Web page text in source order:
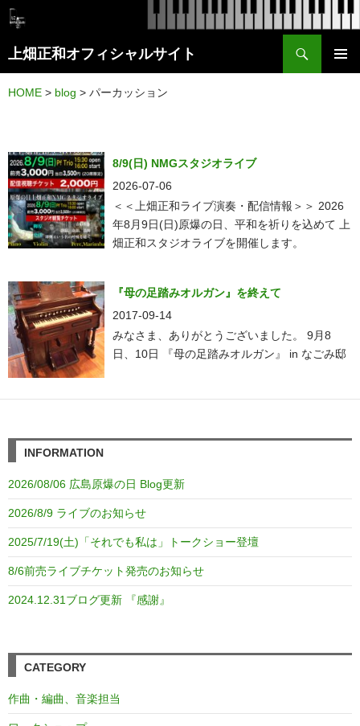
上畑正和オフィシャルサイト
ン
ツ
へ
ス
キ
ッ
HOME > blog > パーカッション
8/9(日) NMGスタジオライブ
2026-07-06
＜＜上畑正和ライブ演奏・配信情報＞＞ 2026
年8月9日(日)原爆の日、平和を祈りを込めて 上
畑正和スタジオライブを開催します。
『母の足踏みオルガン』を終えて
2017-09-14
みなさま、ありがとうございました。 9月8
日、10日 『母の足踏みオルガン』 in なごみ邸
INFORMATION
2026/08/06 広島原爆の日 Blog更新
2026/8/9 ライブのお知らせ
2025/7/19(土)「それでも私は」トークショー登壇
8/6前売ライブチケット発売のお知らせ
2024.12.31ブログ更新 『感謝』
CATEGORY
作曲・編曲、音楽担当